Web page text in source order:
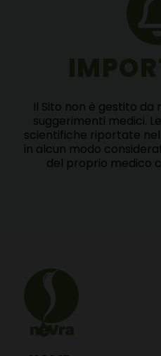
Il Sito non è gestito da
suggerimenti medici.
scientifiche riportate
in alcun modo
del proprio medico